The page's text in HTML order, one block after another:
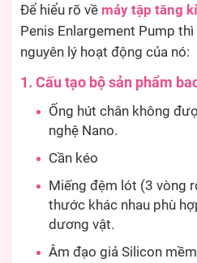
Để hiểu rõ về máy tập tăng
Penis Enlargement Pump
nguyên lý hoạt động của nó:
1. Cấu tạo bộ sản phẩm
Ống hút chân không
nghệ Nano.
Cần kéo
Miếng đệm lót (3 vòng
thước khác nhau phù
dương vật.
Âm đạo giả Silicon